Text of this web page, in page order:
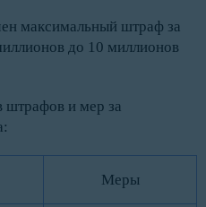
максимальный штраф за
до 10 миллионов
штрафов и мер за
Меры